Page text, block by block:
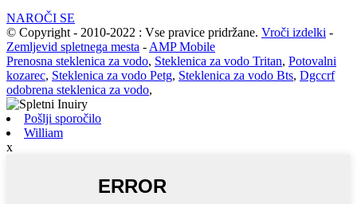
NAROČI SE
© Copyright - 2010-2022 : Vse pravice pridržane. Vroči izdelki -
Zemljevid spletnega mesta - AMP Mobile
Prenosna steklenica za vodo, Steklenica za vodo Tritan, Potovalni
kozarec, Steklenica za vodo Petg, Steklenica za vodo Bts, Dgccrf
odobrena steklenica za vodo,
Pošlji sporočilo
William
x